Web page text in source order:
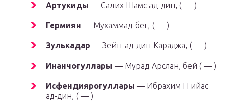
Артукиды — Салих Шамс ад-дин, ( — )
Гермиян — Мухаммад-бег, ( — )
Зулькадар — Зейн-ад-дин Караджа, ( — )
Инанчогуллары — Мурад Арслан, бей ( — )
Исфендиярогуллары — Ибрахим I Гийас
ад-дин, ( — )